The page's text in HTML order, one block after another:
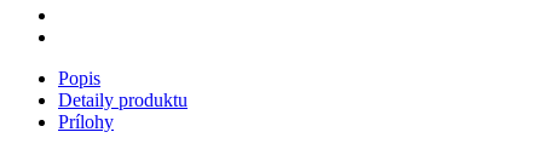
Popis
Detaily produktu
Prílohy